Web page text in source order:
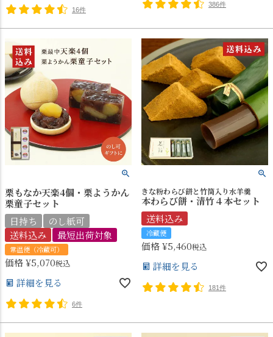
16件
386件
栗もなか天楽4個・栗ようかん
栗童子セット
日持ち
のし紙可
送料込み
最短出荷対象
常温便（冷蔵可）
価格¥5,070税込
詳細を見る
6件
きな粉わらび餅と竹筒入り水羊羹
本わらび餅・清竹４本セット
送料込み
冷蔵便
価格¥5,460税込
詳細を見る
181件